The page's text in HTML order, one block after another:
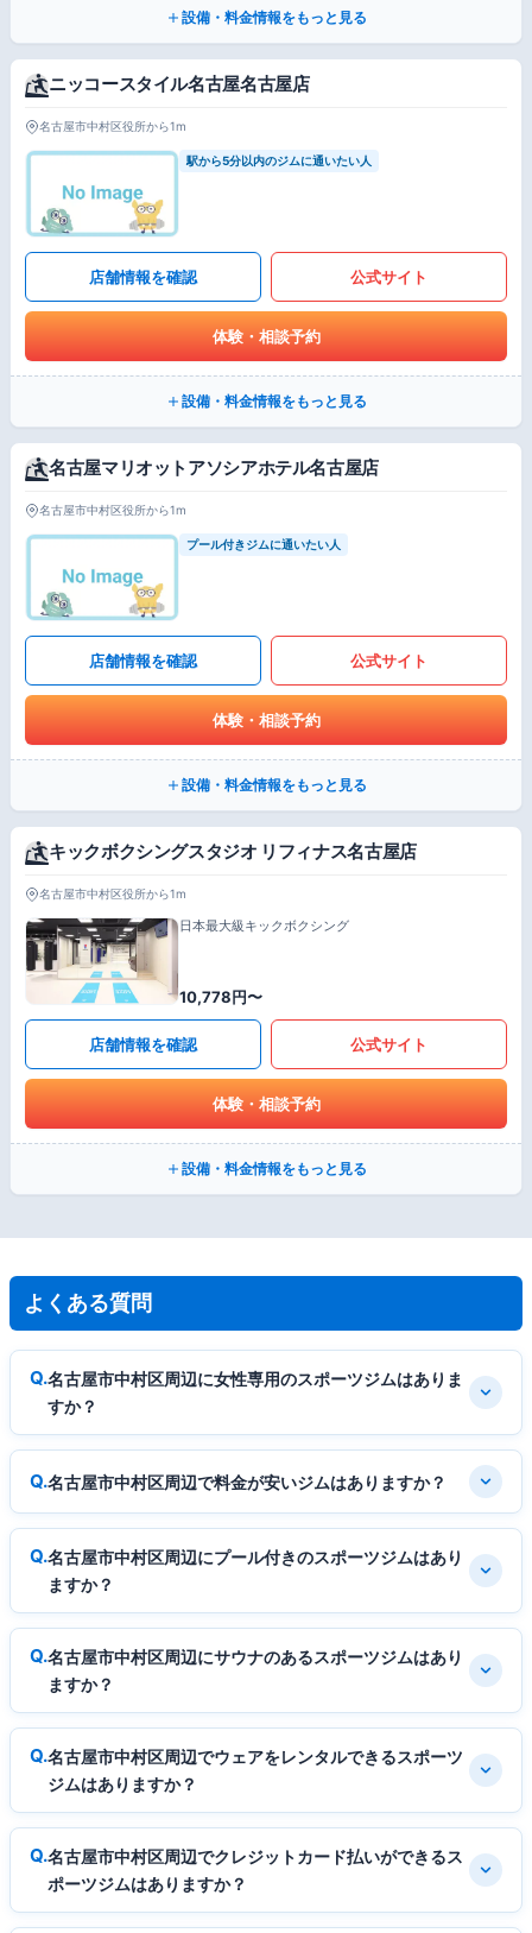
設備・料金情報をもっと見る
ニッコースタイル名古屋名古屋店
名古屋市中村区役所から1m
駅から5分以内のジムに通いたい人
店舗情報を確認 公式サイト
体験・相談予約
設備・料金情報をもっと見る
名古屋マリオットアソシアホテル名古屋店
名古屋市中村区役所から1m
プール付きジムに通いたい人
店舗情報を確認 公式サイト
体験・相談予約
設備・料金情報をもっと見る
キックボクシングスタジオ リフィナス名古屋店
名古屋市中村区役所から1m
日本最大級キックボクシング
10,778円〜
店舗情報を確認 公式サイト
体験・相談予約
設備・料金情報をもっと見る
よくある質問
名古屋市中村区周辺に女性専用のスポーツジムはありま
すか？
名古屋市中村区周辺で料金が安いジムはありますか？
名古屋市中村区周辺にプール付きのスポーツジムはあり
ますか？
名古屋市中村区周辺にサウナのあるスポーツジムはあり
ますか？
名古屋市中村区周辺でウェアをレンタルできるスポーツ
ジムはありますか？
名古屋市中村区周辺でクレジットカード払いができるス
ポーツジムはありますか？